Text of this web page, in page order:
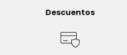
Descuentos